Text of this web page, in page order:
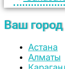
Ваш город
Астана
Алматы